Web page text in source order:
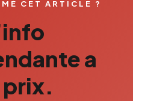
CET ARTICLE ?
a
prix.